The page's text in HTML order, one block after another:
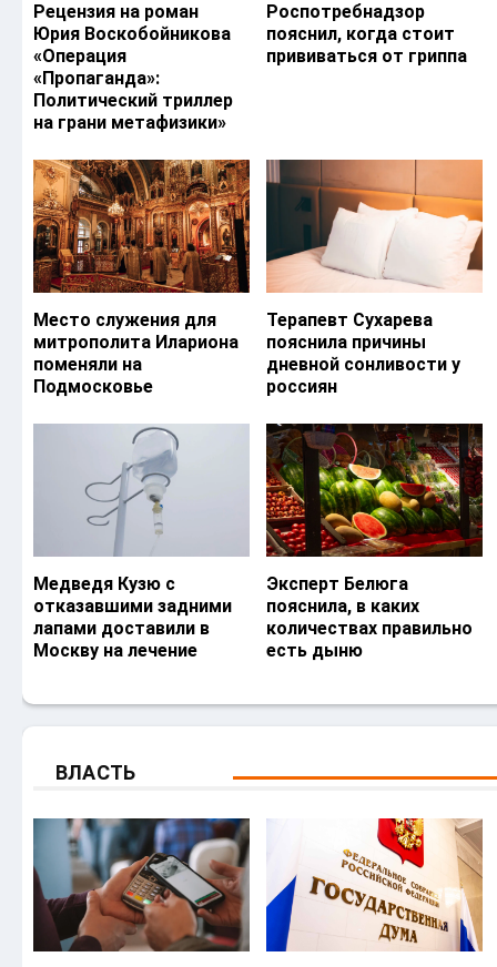
Рецензия на роман
Юрия Воскобойникова
«Операция
«Пропаганда»:
Политический триллер
на грани метафизики»
Роспотребнадзор
пояснил, когда стоит
прививаться от гриппа
Место служения для
митрополита Илариона
поменяли на
Подмосковье
Терапевт Сухарева
пояснила причины
дневной сонливости у
россиян
Медведя Кузю с
отказавшими задними
лапами доставили в
Москву на лечение
Эксперт Белюга
пояснила, в каких
количествах правильно
есть дыню
ВЛАСТЬ